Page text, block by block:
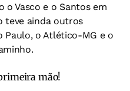
o Vasco e o Santos em
teve ainda outros
Paulo, o Atlético-MG e o
mão!